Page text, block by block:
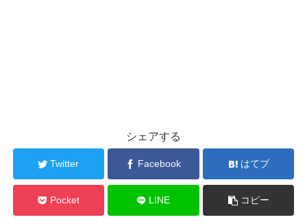
シェアする
Twitter Facebook はてブ
Pocket LINE コピー